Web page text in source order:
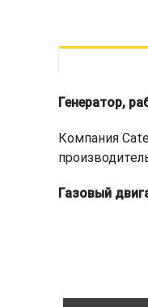
Генератор,
Компания
Газовый